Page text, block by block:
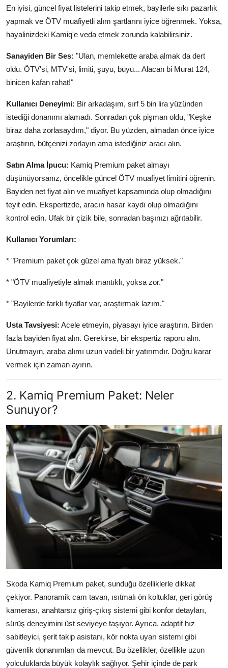
En iyisi, güncel fiyat listelerini takip etmek, bayilerle sıkı pazarlık
yapmak ve ÖTV muafiyetli alım şartlarını iyice öğrenmek. Yoksa,
hayalinizdeki Kamiq'e veda etmek zorunda kalabilirsiniz.
Sanayiden Bir Ses: "Ulan, memlekette araba almak da dert
oldu. ÖTV'si, MTV'si, limiti, şuyu, buyu... Alacan bi Murat 124,
binicen kafan rahat!"
Kullanıcı Deneyimi: Bir arkadaşım, sırf 5 bin lira yüzünden
istediği donanımı alamadı. Sonradan çok pişman oldu, "Keşke
biraz daha zorlasaydım," diyor. Bu yüzden, almadan önce iyice
araştırın, bütçenizi zorlayın ama istediğiniz aracı alın.
Satın Alma İpucu: Kamiq Premium paket almayı
düşünüyorsanız, öncelikle güncel ÖTV muafiyet limitini öğrenin.
Bayiden net fiyat alın ve muafiyet kapsamında olup olmadığını
teyit edin. Ekspertizde, aracın hasar kaydı olup olmadığını
kontrol edin. Ufak bir çizik bile, sonradan başınızı ağrıtabilir.
Kullanıcı Yorumları:
* "Premium paket çok güzel ama fiyatı biraz yüksek."
* "ÖTV muafiyetiyle almak mantıklı, yoksa zor."
* "Bayilerde farklı fiyatlar var, araştırmak lazım."
Usta Tavsiyesi: Acele etmeyin, piyasayı iyice araştırın. Birden
fazla bayiden fiyat alın. Gerekirse, bir ekspertiz raporu alın.
Unutmayın, araba alımı uzun vadeli bir yatırımdır. Doğru karar
vermek için zaman ayırın.
2. Kamiq Premium Paket: Neler
Sunuyor?
Skoda Kamiq Premium paket, sunduğu özelliklerle dikkat
çekiyor. Panoramik cam tavan, ısıtmalı ön koltuklar, geri görüş
kamerası, anahtarsız giriş-çıkış sistemi gibi konfor detayları,
sürüş deneyimini üst seviyeye taşıyor. Ayrıca, adaptif hız
sabitleyici, şerit takip asistanı, kör nokta uyarı sistemi gibi
güvenlik donanımları da mevcut. Bu özellikler, özellikle uzun
yolculuklarda büyük kolaylık sağlıyor. Şehir içinde de park